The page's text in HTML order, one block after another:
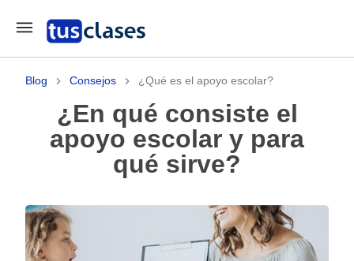
Blog Consejos ¿Qué es el apoyo escolar?
¿En qué consiste el
apoyo escolar y para
qué sirve?